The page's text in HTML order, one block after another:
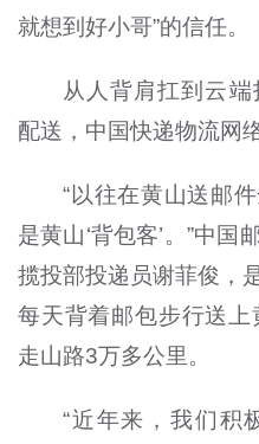
就想到好小哥”的信任。
从人背肩扛到云
配送，中国快递物流网
“以往在黄山送邮
是黄山‘背包客’。”中国
揽投部投递员谢菲俊，
每天背着邮包步行送
走山路3万多公里。
“近年来，我们积